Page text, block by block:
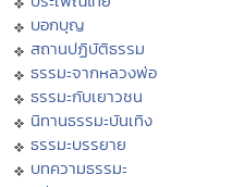
บอกบุญ
สถานปฏิบัติธรรม
ธรรมะจากหลวงพ่อ
ธรรมะกับเยาวชน
นิทานธรรมะบันเทิง
ธรรมะบรรยาย
บทความธรรมะ